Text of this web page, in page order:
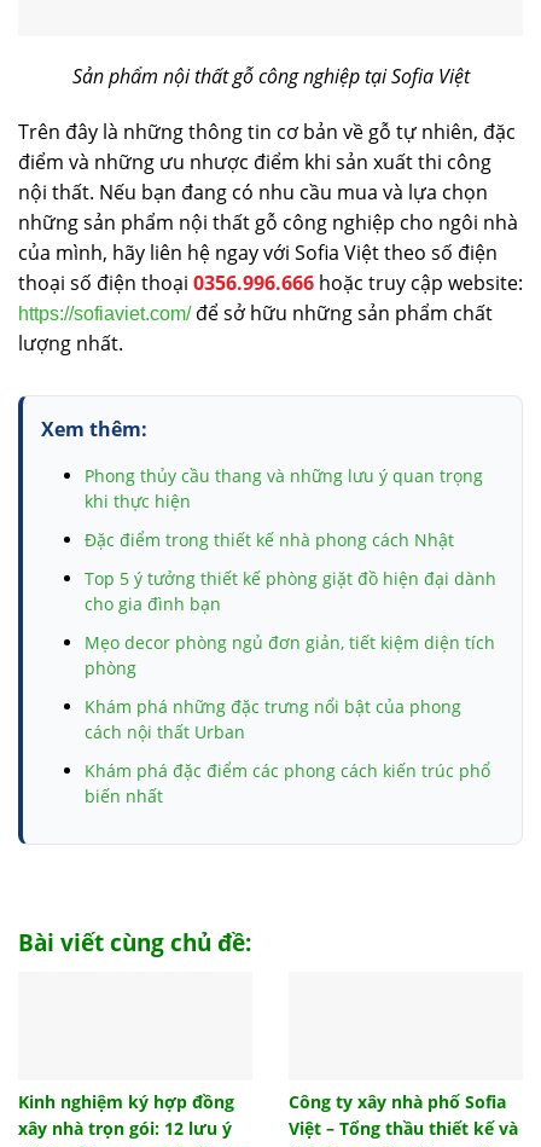
Sản phẩm nội thất gỗ công nghiệp tại Sofia Việt
Trên đây là những thông tin cơ bản về gỗ tự nhiên, đặc
điểm và những ưu nhược điểm khi sản xuất thi công
nội thất. Nếu bạn đang có nhu cầu mua và lựa chọn
những sản phẩm nội thất gỗ công nghiệp cho ngôi nhà
của mình, hãy liên hệ ngay với Sofia Việt theo số điện
thoại số điện thoại 0356.996.666 hoặc truy cập website:
https://sofiaviet.com/để sở hữu những sản phẩm chất
lượng nhất.
Xem thêm:
Phong thủy cầu thang và những lưu ý quan trọng
khi thực hiện
Đặc điểm trong thiết kế nhà phong cách Nhật
Top 5 ý tưởng thiết kế phòng giặt đồ hiện đại dành
cho gia đình bạn
Mẹo decor phòng ngủ đơn giản, tiết kiệm diện tích
phòng
Khám phá những đặc trưng nổi bật của phong
cách nội thất Urban
Khám phá đặc điểm các phong cách kiến trúc phổ
biến nhất
Top 10 đồ trang trí phòng ngủ cho không gian của
chuẩn phong thủy
Lựa chọn mẫu vách ngăn nhà vệ sinh nào phù hợp
Bài viết cùng chủ đề:
Kinh nghiệm ký hợp đồng
xây nhà trọn gói: 12 lưu ý
Công ty xây nhà phố Sofia
Việt – Tổng thầu thiết kế và